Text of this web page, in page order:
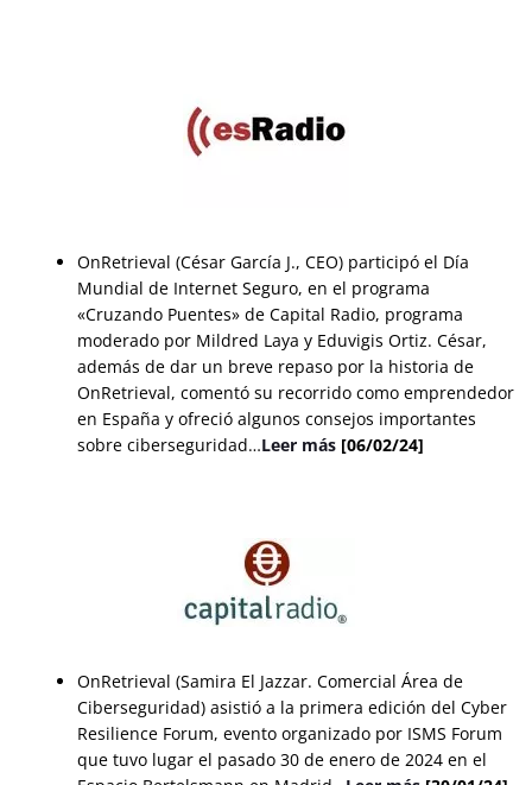
OnRetrieval (César García J., CEO) participó el Día
Mundial de Internet Seguro, en el programa
«Cruzando Puentes» de Capital Radio, programa
moderado por Mildred Laya y Eduvigis Ortiz. César,
además de dar un breve repaso por la historia de
OnRetrieval, comentó su recorrido como emprendedor
en España y ofreció algunos consejos importantes
sobre ciberseguridad…Leer más [06/02/24]
OnRetrieval (Samira El Jazzar. Comercial Área de
Ciberseguridad) asistió a la primera edición del Cyber
Resilience Forum, evento organizado por ISMS Forum
que tuvo lugar el pasado 30 de enero de 2024 en el